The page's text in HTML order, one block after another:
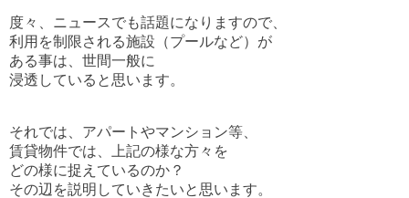
度々、ニュースでも話題になりますので、
利用を制限される施設（プールなど）が
ある事は、世間一般に
浸透していると思います。
それでは、アパートやマンション等、
賃貸物件では、上記の様な方々を
どの様に捉えているのか？
その辺を説明していきたいと思います。